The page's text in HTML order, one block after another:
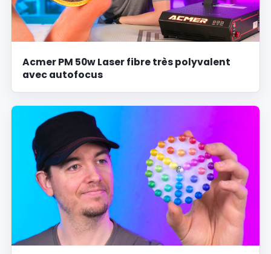
Acmer PM 50w Laser fibre très polyvalent
avec autofocus